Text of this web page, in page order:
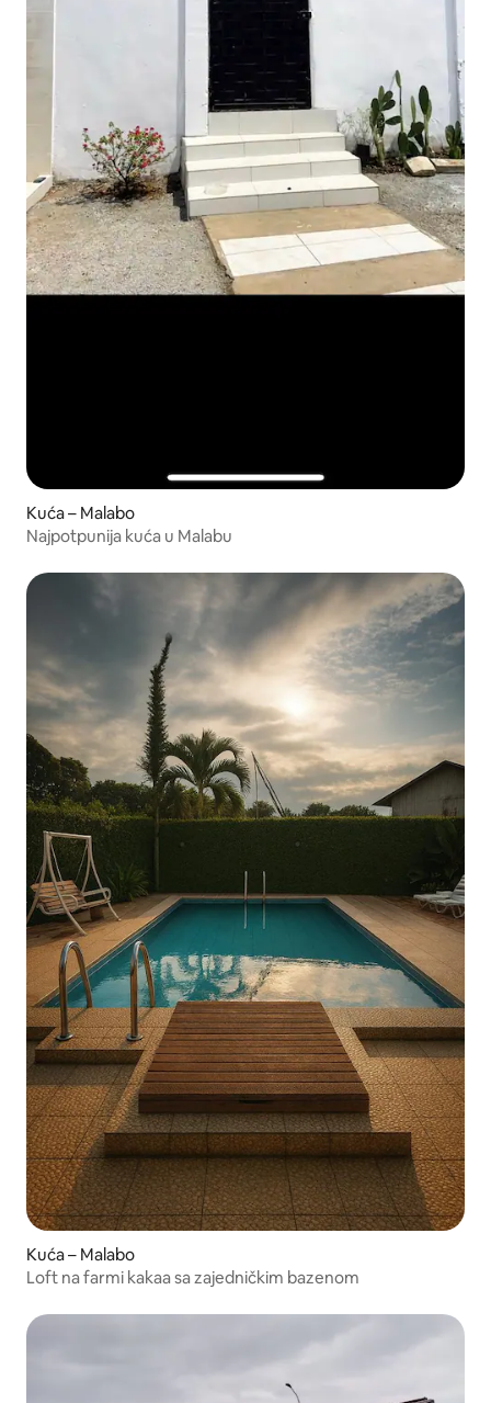
Kuća – Malabo
Najpotpunija kuća u Malabu
Kuća – Malabo
Loft na farmi kakaa sa zajedničkim bazenom